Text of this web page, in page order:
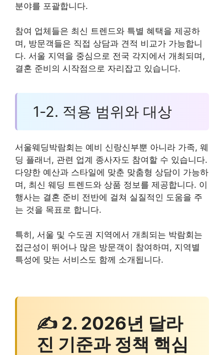
분야를 포괄합니다.
참여 업체들은 최신 트렌드와 특별 혜택을 제공하
며, 방문객들은 직접 상담과 견적 비교가 가능합니
다. 서울 지역을 중심으로 전국 각지에서 개최되며,
결혼 준비의 시작점으로 자리잡고 있습니다.
1-2. 적용 범위와 대상
서울웨딩박람회는 예비 신랑신부뿐 아니라 가족, 웨
딩 플래너, 관련 업계 종사자도 참여할 수 있습니다.
다양한 예산과 스타일에 맞춘 맞춤형 상담이 가능하
며, 최신 웨딩 트렌드와 상품 정보를 제공합니다. 이
행사는 결혼 준비 전반에 걸쳐 실질적인 도움을 주
는 것을 목표로 합니다.
특히, 서울 및 수도권 지역에서 개최되는 박람회는
접근성이 뛰어나 많은 방문객이 참여하며, 지역별
특성에 맞는 서비스도 함께 소개됩니다.
✍ 2. 2026년 달라
진 기준과 정책 핵심